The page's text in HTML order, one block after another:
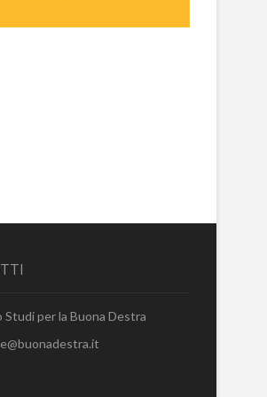
Studi per la Buona Destra